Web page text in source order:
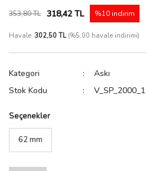
353,80 TL 318,42 TL %10 indirim
Havale 302,50 TL(%5,00 havale indirimi)
Kategori
Askı
Stok Kodu
V_SP_2000_1
Seçenekler
62 mm